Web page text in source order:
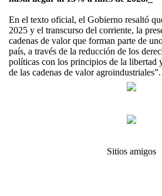
En el texto oficial, el Gobierno resaltó
2025 y el transcurso del corriente, la
cadenas de valor que forman parte de
país, a través de la reducción de los
políticas con los principios de la libertad
de las cadenas de valor
Sitios amigos